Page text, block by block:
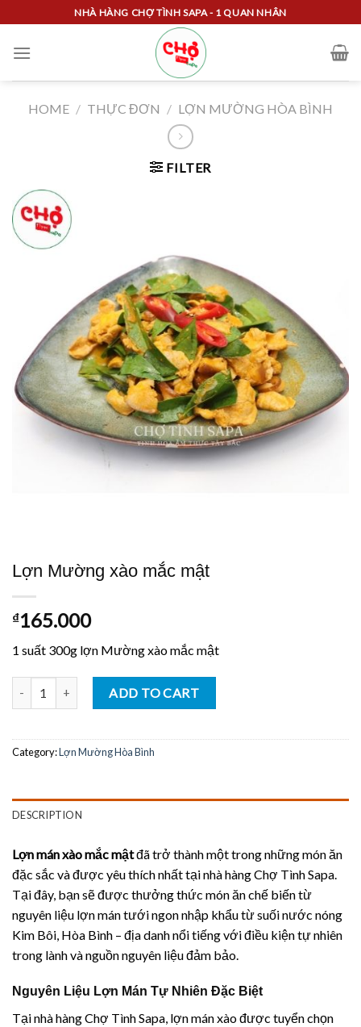
content
NHÀ HÀNG CHỢ TÌNH SAPA - 1 QUAN NHÂN
HOME / THỰC ĐƠN / LỢN MƯỜNG HÒA BÌNH
FILTER
Lợn Mường xào mắc mật
₫165.000
1 suất 300g lợn Mường xào mắc mật
Lợn Mường xào mắc mật quantity
ADD TO CART
Category:Lợn Mường Hòa Bình
DESCRIPTION
Lợn mán xào mắc mậtđã trở thành một trong những món ăn
đặc sắc và được yêu thích nhất tại nhà hàng Chợ Tình Sapa.
Tại đây, bạn sẽ được thưởng thức món ăn chế biến từ
nguyên liệu lợn mán tưới ngon nhập khẩu từ suối nước nóng
Kim Bôi, Hòa Bình – địa danh nổi tiếng với điều kiện tự nhiên
trong lành và nguồn nguyên liệu đảm bảo.
Nguyên Liệu Lợn Mán Tự Nhiên Đặc Biệt
Tại nhà hàng Chợ Tình Sapa, lợn mán xào được tuyển chọn